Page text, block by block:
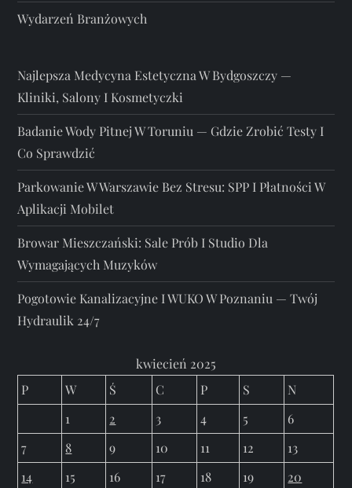
Wydarzeń Branżowych
Najlepsza Medycyna Estetyczna W Bydgoszczy —
Kliniki, Salony I Kosmetyczki
Badanie Wody Pitnej W Toruniu — Gdzie Zrobić Testy I
Co Sprawdzić
Parkowanie W Warszawie Bez Stresu: SPP I Płatności W
Aplikacji Mobilet
Browar Mieszczański: Sale Prób I Studio Dla
Wymagających Muzyków
Pogotowie Kanalizacyjne I WUKO W Poznaniu — Twój
Hydraulik 24/7
kwiecień 2025
P
W Ś C P S
N
1
2 3 4 5
6
7
8 9 10 11 12
13
14
15 16 17 18 19
20